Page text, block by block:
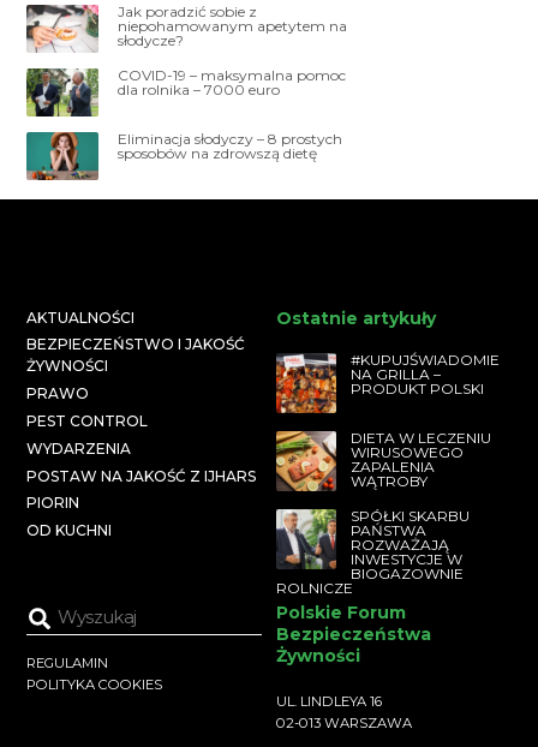
Jak poradzić sobie z
niepohamowanym apetytem na
słodycze?
COVID-19 – maksymalna pomoc
dla rolnika – 7000 euro
Eliminacja słodyczy – 8 prostych
sposobów na zdrowszą dietę
AKTUALNOŚCI
BEZPIECZEŃSTWO I JAKOŚĆ
ŻYWNOŚCI
PRAWO
PEST CONTROL
WYDARZENIA
POSTAW NA JAKOŚĆ Z IJHARS
PIORIN
OD KUCHNI
Ostatnie artykuły
#KUPUJŚWIADOMIE
NA GRILLA –
PRODUKT POLSKI
DIETA W LECZENIU
WIRUSOWEGO
ZAPALENIA
WĄTROBY
SPÓŁKI SKARBU
PAŃSTWA
ROZWAŻAJĄ
INWESTYCJE W
BIOGAZOWNIE
ROLNICZE
REGULAMIN
POLITYKA COOKIES
Polskie Forum
Bezpieczeństwa
Żywności
UL. LINDLEYA 16
02-013 WARSZAWA